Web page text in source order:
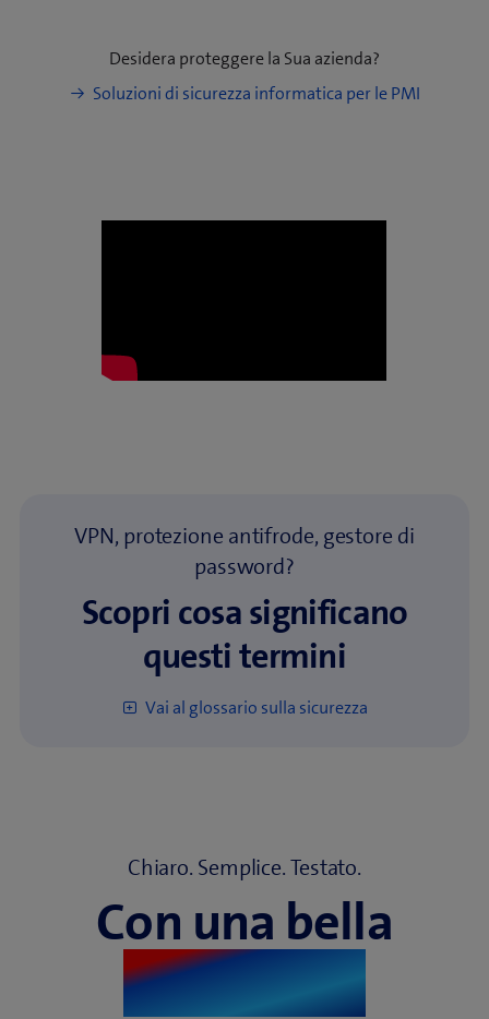
Desidera proteggere la Sua azienda?
Soluzioni di sicurezza informatica per le PMI
VPN, protezione antifrode, gestore di
password?
Scopri cosa significano
questi termini
Vai al glossario sulla sicurezza
Chiaro. Semplice. Testato.
Con una bella
sensazione